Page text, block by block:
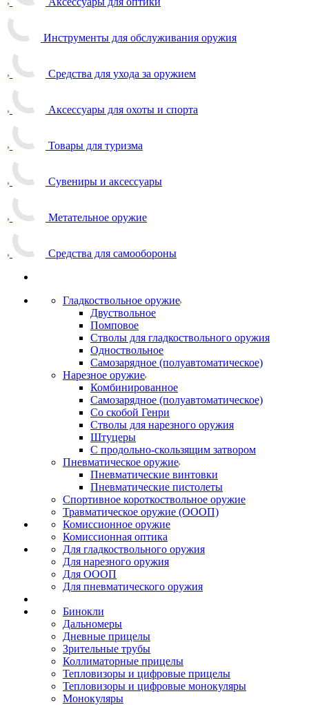
Инструменты для обслуживания оружия
Средства для ухода за оружием
Аксессуары для охоты и спорта
Товары для туризма
Сувениры и аксессуары
Метательное оружие
Средства для самообороны
Гладкоствольное оружие
Двуствольное
Помповое
Стволы для гладкоствольного оружия
Одноствольное
Самозарядное (полуавтоматическое)
Нарезное оружие
Комбинированное
Самозарядное (полуавтоматическое)
Со скобой Генри
Стволы для нарезного оружия
Штуцеры
С продольно-скользящим затвором
Пневматическое оружие
Пневматические винтовки
Пневматические пистолеты
Спортивное короткоствольное оружие
Травматическое оружие (ОООП)
Комиссионное оружие
Комиссионная оптика
Для гладкоствольного оружия
Для нарезного оружия
Для ОООП
Для пневматического оружия
Бинокли
Дальномеры
Дневные прицелы
Зрительные трубы
Коллиматорные прицелы
Тепловизоры и цифровые прицелы
Тепловизоры и цифровые монокуляры
Монокуляры